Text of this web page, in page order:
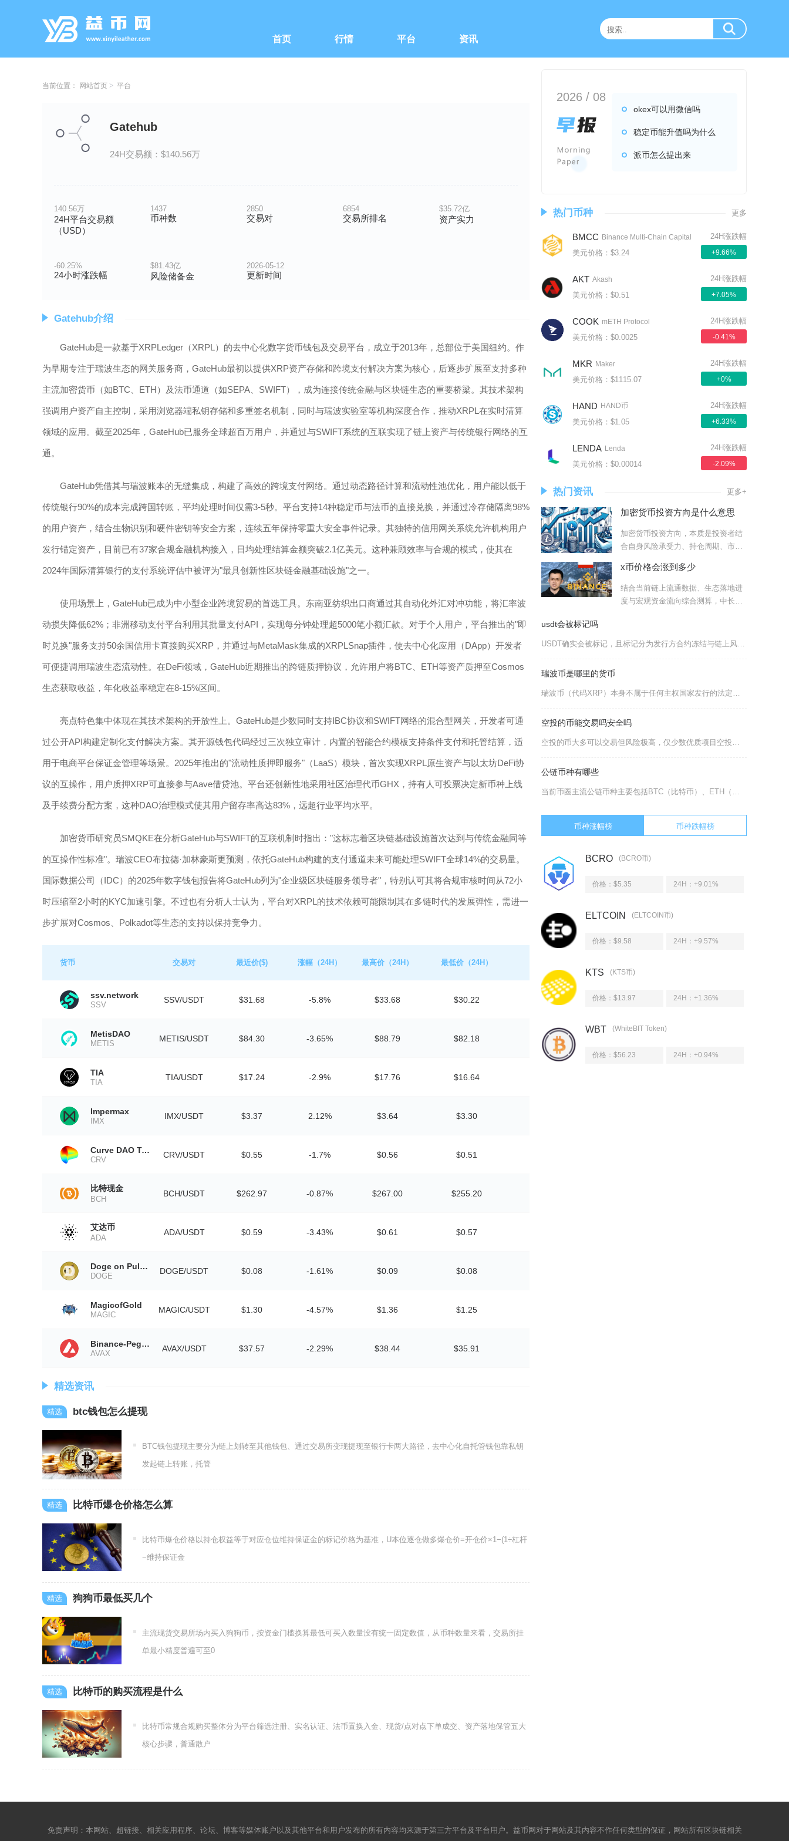
首页 行情 平台 资讯
当前位置： 网站首页 平台
Gatehub
24H交易额：$140.56万
140.56万
24H平台交易额
（USD）
1437
币种数
2850
交易对
6854
交易所排名
$35.72亿
资产实力
-60.25%
24小时涨跌幅
$81.43亿
风险储备金
2026-05-12
更新时间
Gatehub介绍
GateHub是一款基于XRPLedger（XRPL）的去中心化数字货币钱包及交易平台，成立于2013年，总部位于美国纽约。作
为早期专注于瑞波生态的网关服务商，GateHub最初以提供XRP资产存储和跨境支付解决方案为核心，后逐步扩展至支持多种
主流加密货币（如BTC、ETH）及法币通道（如SEPA、SWIFT），成为连接传统金融与区块链生态的重要桥梁。其技术架构
强调用户资产自主控制，采用浏览器端私钥存储和多重签名机制，同时与瑞波实验室等机构深度合作，推动XRPL在实时清算
领域的应用。截至2025年，GateHub已服务全球超百万用户，并通过与SWIFT系统的互联实现了链上资产与传统银行网络的互
通。
GateHub凭借其与瑞波账本的无缝集成，构建了高效的跨境支付网络。通过动态路径计算和流动性池优化，用户能以低于
传统银行90%的成本完成跨国转账，平均处理时间仅需3-5秒。平台支持14种稳定币与法币的直接兑换，并通过冷存储隔离98%
的用户资产，结合生物识别和硬件密钥等安全方案，连续五年保持零重大安全事件记录。其独特的信用网关系统允许机构用户
发行锚定资产，目前已有37家合规金融机构接入，日均处理结算金额突破2.1亿美元。这种兼顾效率与合规的模式，使其在
2024年国际清算银行的支付系统评估中被评为"最具创新性区块链金融基础设施"之一。
使用场景上，GateHub已成为中小型企业跨境贸易的首选工具。东南亚纺织出口商通过其自动化外汇对冲功能，将汇率波
动损失降低62%；非洲移动支付平台利用其批量支付API，实现每分钟处理超5000笔小额汇款。对于个人用户，平台推出的"即
时兑换"服务支持50余国信用卡直接购买XRP，并通过与MetaMask集成的XRPLSnap插件，使去中心化应用（DApp）开发者
可便捷调用瑞波生态流动性。在DeFi领域，GateHub近期推出的跨链质押协议，允许用户将BTC、ETH等资产质押至Cosmos
生态获取收益，年化收益率稳定在8-15%区间。
亮点特色集中体现在其技术架构的开放性上。GateHub是少数同时支持IBC协议和SWIFT网络的混合型网关，开发者可通
过公开API构建定制化支付解决方案。其开源钱包代码经过三次独立审计，内置的智能合约模板支持条件支付和托管结算，适
用于电商平台保证金管理等场景。2025年推出的"流动性质押即服务"（LaaS）模块，首次实现XRPL原生资产与以太坊DeFi协
议的互操作，用户质押XRP可直接参与Aave借贷池。平台还创新性地采用社区治理代币GHX，持有人可投票决定新币种上线
及手续费分配方案，这种DAO治理模式使其用户留存率高达83%，远超行业平均水平。
加密货币研究员SMQKE在分析GateHub与SWIFT的互联机制时指出："这标志着区块链基础设施首次达到与传统金融同等
的互操作性标准"。瑞波CEO布拉德·加林豪斯更预测，依托GateHub构建的支付通道未来可能处理SWIFT全球14%的交易量。
国际数据公司（IDC）的2025年数字钱包报告将GateHub列为"企业级区块链服务领导者"，特别认可其将合规审核时间从72小
时压缩至2小时的KYC加速引擎。不过也有分析人士认为，平台对XRPL的技术依赖可能限制其在多链时代的发展弹性，需进一
步扩展对Cosmos、Polkadot等生态的支持以保持竞争力。
货币 交易对 最近价($) 涨幅（24H） 最高价（24H） 最低价（24H）
ssv.network
SSV
SSV/USDT $31.68 -5.8% $33.68 $30.22
MetisDAO
METIS
METIS/USDT $84.30 -3.65% $88.79 $82.18
TIA
TIA
TIA/USDT $17.24 -2.9% $17.76 $16.64
Impermax
IMX
IMX/USDT $3.37 2.12% $3.64 $3.30
Curve DAO Token
CRV
CRV/USDT $0.55 -1.7% $0.56 $0.51
比特现金
BCH
BCH/USDT $262.97 -0.87% $267.00 $255.20
艾达币
ADA
ADA/USDT $0.59 -3.43% $0.61 $0.57
Doge on Pulsechain
DOGE
DOGE/USDT $0.08 -1.61% $0.09 $0.08
MagicofGold
MAGIC
MAGIC/USDT $1.30 -4.57% $1.36 $1.25
Binance-Peg Avalanche
AVAX
AVAX/USDT $37.57 -2.29% $38.44 $35.91
精选资讯
btc钱包怎么提现
BTC钱包提现主要分为链上划转至其他钱包、通过交易所变现提现至银行卡两大路径，去中心化自托管钱包靠私钥
发起链上转账，托管
比特币爆仓价格怎么算
比特币爆仓价格以持仓权益等于对应仓位维持保证金的标记价格为基准，U本位逐仓做多爆仓价=开仓价×1−(1÷杠杆
−维持保证金
狗狗币最低买几个
主流现货交易所场内买入狗狗币，按资金门槛换算最低可买入数量没有统一固定数值，从币种数量来看，交易所挂
单最小精度普遍可至0
比特币的购买流程是什么
比特币常规合规购买整体分为平台筛选注册、实名认证、法币置换入金、现货/点对点下单成交、资产落地保管五大
核心步骤，普通散户
2026 / 08
okex可以用微信吗
稳定币能升值吗为什么
派币怎么提出来
热门币种 更多
BMCC Binance Multi-Chain Capital
美元价格：$3.24
24H涨跌幅
+9.66%
AKT Akash
美元价格：$0.51
24H涨跌幅
+7.05%
COOK mETH Protocol
美元价格：$0.0025
24H涨跌幅
-0.41%
MKR Maker
美元价格：$1115.07
24H涨跌幅
+0%
HAND HAND币
美元价格：$1.05
24H涨跌幅
+6.33%
LENDA Lenda
美元价格：$0.00014
24H涨跌幅
-2.09%
热门资讯 更多+
加密货币投资方向是什么意思
加密货币投资方向，本质是投资者结
合自身风险承受力、持仓周期、市场
x币价格会涨到多少
结合当前链上流通数据、生态落地进
度与宏观资金流向综合测算，中长期
usdt会被标记吗
USDT确实会被标记，且标记分为发行方合约冻结与链上风险地址标注两类，均真实存在并长期执行
瑞波币是哪里的货币
瑞波币（代码XRP）本身不属于任何主权国家发行的法定货币，其开发运营主体是总部坐落于美国加
空投的币能交易吗安全吗
空投的币大多可以交易但风险极高，仅少数优质项目空投币能稳定变现，多数存在诈骗、归零、钱包被
公链币种有哪些
当前币圈主流公链币种主要包括BTC（比特币）、ETH（以太坊）、BNB（币安币）、SOL（
币种涨幅榜 币种跌幅榜
BCRO (BCRO币)
价格：$5.35 24H： +9.01%
ELTCOIN (ELTCOIN币)
价格：$9.58 24H： +9.57%
KTS (KTS币)
价格：$13.97 24H： +1.36%
WBT (WhiteBIT Token)
价格：$56.23 24H： +0.94%
免责声明：本网站、超链接、相关应用程序、论坛、博客等媒体账户以及其他平台和用户发布的所有内容均来源于第三方平台及平台用户。益币网对于网站及其内容不作任何类型的保证，网站所有区块链相关